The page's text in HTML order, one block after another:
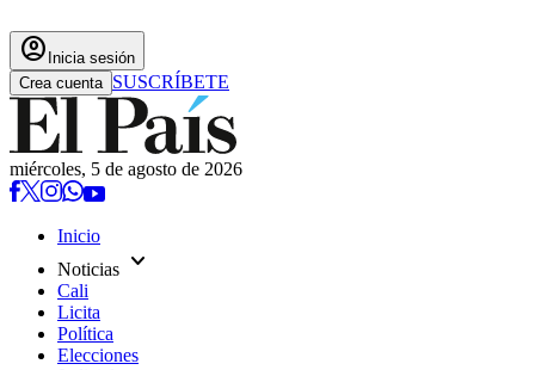
account_circle Inicia sesión
Crea cuenta SUSCRÍBETE
miércoles, 5 de agosto de 2026
Inicio
Noticias expand_more
Cali
Licita
Política
Elecciones